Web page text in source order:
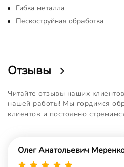
Гибка металла
Пескоструйная обработка
Отзывы
Читайте отзывы наших
нашей работы! Мы гордимся
клиентов и постоянно
Олег Анатольевич